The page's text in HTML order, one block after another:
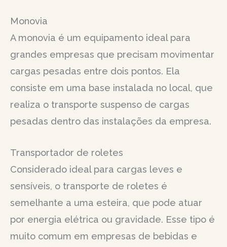
Monovia
A monovia é um equipamento ideal para
grandes empresas que precisam movimentar
cargas pesadas entre dois pontos. Ela
consiste em uma base instalada no local, que
realiza o transporte suspenso de cargas
pesadas dentro das instalações da empresa.
Transportador de roletes
Considerado ideal para cargas leves e
sensíveis, o transporte de roletes é
semelhante a uma esteira, que pode atuar
por energia elétrica ou gravidade. Esse tipo é
muito comum em empresas de bebidas e